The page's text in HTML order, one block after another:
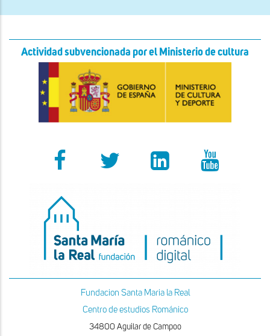
Actividad subvencionada por el Ministerio de cultura
Fundacion Santa Maria la Real
Centro de estudios Románico
34800 Aguilar de Campoo